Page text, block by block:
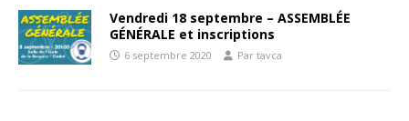
Vendredi 18 septembre – ASSEMBLÉE
GÉNÉRALE et inscriptions
6 septembre 2020 Par tavca